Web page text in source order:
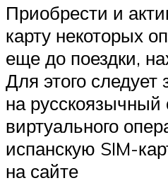
Приобрести и
карту некоторых
еще до поездки,
Для этого следует
на русскоязычный
виртуального
испанскую SIM-
на сайте